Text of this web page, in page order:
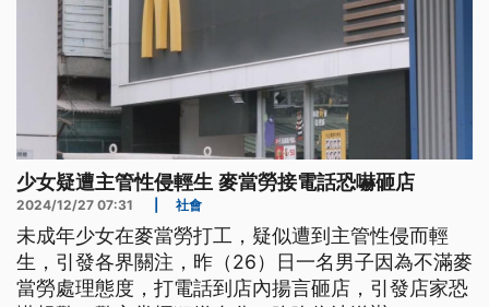
少女疑遭主管性侵輕生 麥當勞接電話恐嚇砸店
2024/12/27 07:31 社會
未成年少女在麥當勞打工，疑似遭到主管性侵而輕
生，引發各界關注，昨（26）日一名男子因為不滿麥
當勞處理態度，打電話到店內揚言砸店，引發店家恐